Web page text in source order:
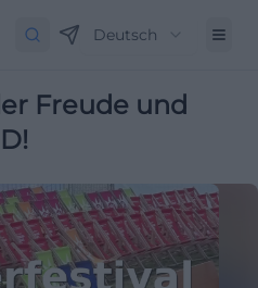
Deutsch
Freude und